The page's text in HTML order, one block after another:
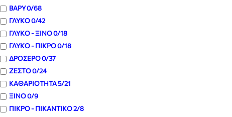
ΒΑΡΥ0/68
ΓΛΥΚΟ0/42
ΓΛΥΚΟ - ΞΙΝΟ0/18
ΓΛΥΚΟ - ΠΙΚΡΟ0/18
ΔΡΟΣΕΡΟ0/37
ΖΕΣΤΟ0/24
ΚΑΘΑΡΙΟΤΗΤΑ5/21
ΞΙΝΟ0/9
ΠΙΚΡΟ - ΠΙΚΑΝΤΙΚΟ2/8